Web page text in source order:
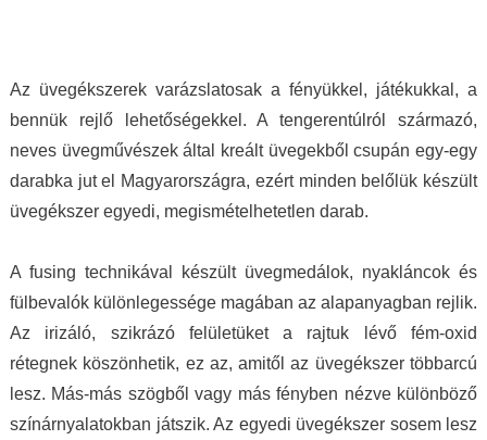
stílust adnak viselőjüknek. Ha a „waooo
érzést” az itt olvasó ismeri…akkor tudja miről
is beszélek. Mindenkinek ilyet kívánok, neked
hordasz épp, akár hétköznapi laza stílust,
nagyon elegánsat, az ékszertől te leszel a
királylány. Varázslat ám, ebben egészen
biztos vagyok.
Az üvegékszerek varázslatosak a fényükkel, játékukkal, a
bennük rejlő lehetőségekkel. A tengerentúlról származó,
neves üvegművészek által kreált üvegekből csupán egy-egy
darabka jut el Magyarországra, ezért minden belőlük készült
üvegékszer egyedi, megismételhetetlen darab.
A fusing technikával készült üvegmedálok, nyakláncok és
fülbevalók különlegessége magában az alapanyagban rejlik.
Az irizáló, szikrázó felületüket a rajtuk lévő fém-oxid
rétegnek köszönhetik, ez az, amitől az üvegékszer többarcú
lesz. Más-más szögből vagy más fényben nézve különböző
színárnyalatokban játszik. Az egyedi üvegékszer sosem lesz